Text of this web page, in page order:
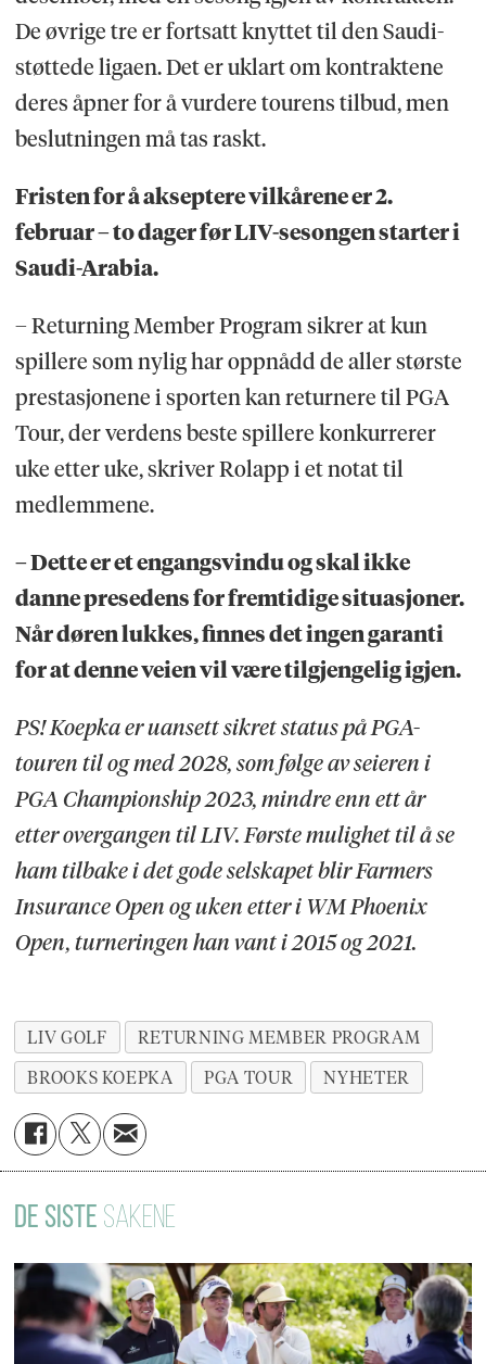
De øvrige tre er fortsatt knyttet til den Saudi-
støttede ligaen. Det er uklart om kontraktene
deres åpner for å vurdere tourens tilbud, men
beslutningen må tas raskt.
Fristen for å akseptere vilkårene er 2.
februar – to dager før LIV-sesongen starter i
Saudi-Arabia.
– Returning Member Program sikrer at kun
spillere som nylig har oppnådd de aller største
prestasjonene i sporten kan returnere til PGA
Tour, der verdens beste spillere konkurrerer
uke etter uke, skriver Rolapp i et notat til
medlemmene.
– Dette er et engangsvindu og skal ikke
danne presedens for fremtidige situasjoner.
Når døren lukkes, finnes det ingen garanti
for at denne veien vil være tilgjengelig igjen.
PS! Koepka er uansett sikret status på PGA-
touren til og med 2028, som følge av seieren i
PGA Championship 2023, mindre enn ett år
etter overgangen til LIV. Første mulighet til å se
ham tilbake i det gode selskapet blir Farmers
Insurance Open og uken etter i WM Phoenix
Open, turneringen han vant i 2015 og 2021.
LIV GOLF
RETURNING MEMBER PROGRAM
BROOKS KOEPKA
PGA TOUR NYHETER
DE SISTE SAKENE